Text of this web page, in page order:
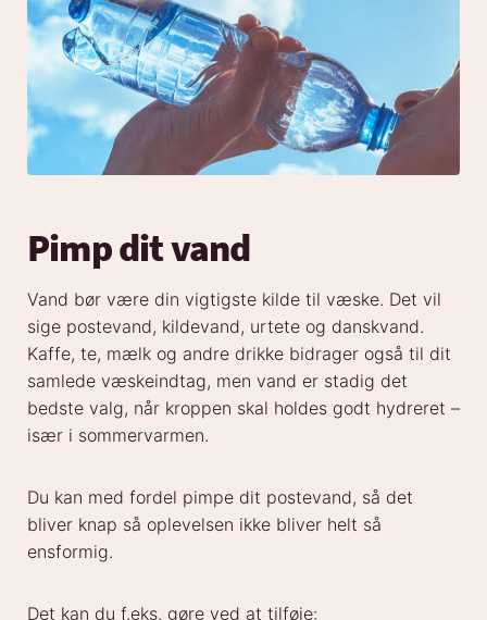
Pimp dit vand
Vand bør være din vigtigste kilde til væske. Det vil
sige postevand, kildevand, urtete og danskvand.
Kaffe, te, mælk og andre drikke bidrager også til dit
samlede væskeindtag, men vand er stadig det
bedste valg, når kroppen skal holdes godt hydreret –
især i sommervarmen.
Du kan med fordel pimpe dit postevand, så det
bliver knap så oplevelsen ikke bliver helt så
ensformig.
Det kan du f.eks. gøre ved at tilføje: